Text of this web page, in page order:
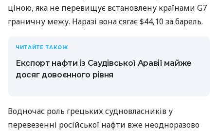
ціною, яка не перевищує встановлену країнами G7
граничну межу. Наразі вона сягає $44,10 за барель.
ЧИТАЙТЕ ТАКОЖ
Експорт нафти із Саудівської Аравії майже
досяг довоєнного рівня
Водночас роль грецьких судновласників у
перевезенні російської нафти вже неодноразово